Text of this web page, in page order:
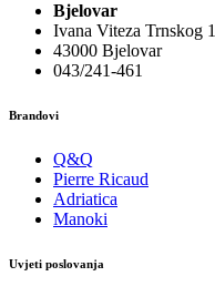
Bjelovar
Ivana Viteza Trnskog
43000 Bjelovar
043/241-461
Brandovi
Q&Q
Pierre Ricaud
Adriatica
Manoki
Uvjeti poslovanja